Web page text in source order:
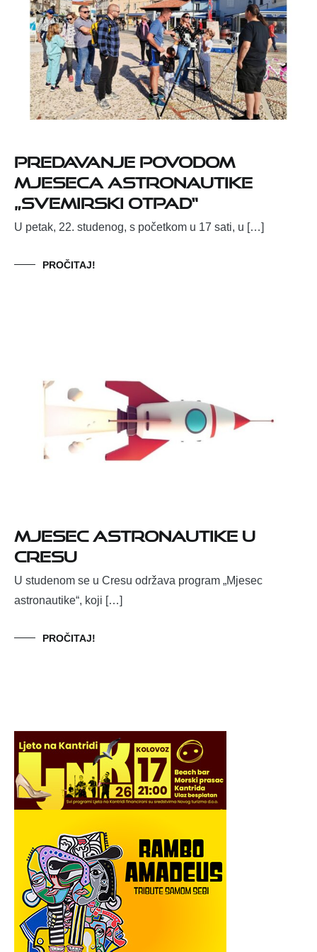
Predavanje povodom
Mjeseca astronautike
„Svemirski otpad“
U petak, 22. studenog, s početkom u 17 sati, u […]
PROČITAJ!
MJESEC ASTRONAUTIKE U
CRESU
U studenom se u Cresu održava program „Mjesec
astronautike“, koji […]
PROČITAJ!